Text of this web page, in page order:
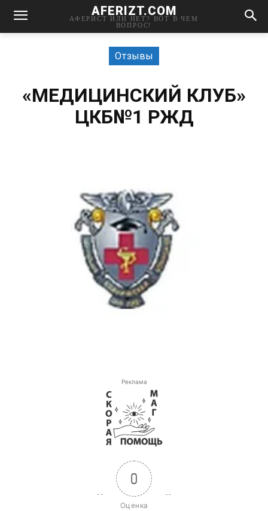
AFERIZT.COM
АФЕРИСТ ИЛИ НЕТ? ВОТ В ЧЕМ
ВОПРОС!
Отзывы
«МЕДИЦИНСКИЙ КЛУБ»
ЦКБ№1 РЖД
Реклама
0
Оценка